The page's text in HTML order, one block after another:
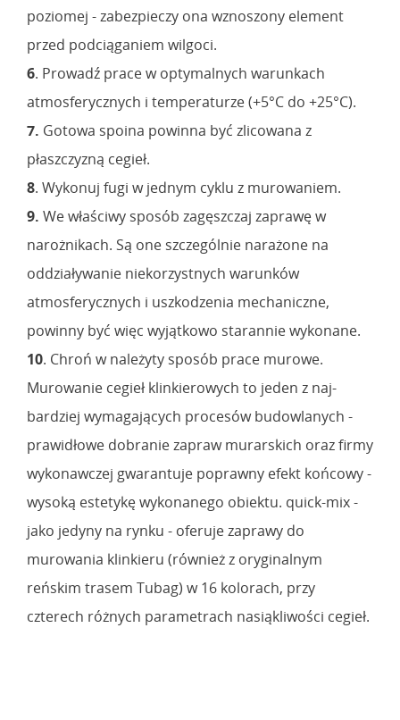
poziomej - zabezpieczy ona wznoszony element
przed podciąganiem wilgoci.
6. Prowadź prace w optymalnych warunkach
atmosferycznych i temperaturze (+5°C do +25°C).
7. Gotowa spoina powinna być zlicowana z
płaszczyzną cegieł.
8. Wykonuj fugi w jednym cyklu z murowaniem.
9. We właściwy sposób zagęszczaj zaprawę w
narożnikach. Są one szczególnie narażone na
oddziaływanie niekorzystnych warunków
atmosferycznych i uszkodzenia mechaniczne,
powinny być więc wyjątkowo starannie wykonane.
10. Chroń w należyty sposób prace murowe.
Murowanie cegieł klinkierowych to jeden z naj-
bardziej wymagających procesów budowlanych -
prawidłowe dobranie zapraw murarskich oraz firmy
wykonawczej gwarantuje poprawny efekt końcowy -
wysoką estetykę wykonanego obiektu. quick-mix -
jako jedyny na rynku - oferuje zaprawy do
murowania klinkieru (również z oryginalnym
reńskim trasem Tubag) w 16 kolorach, przy
czterech różnych parametrach nasiąkliwości cegieł.